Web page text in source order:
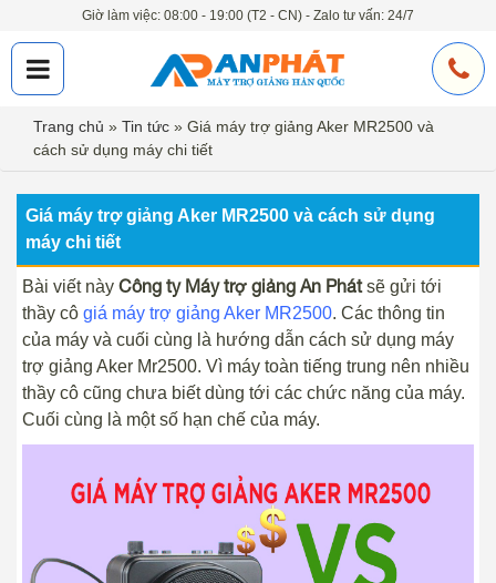
Giờ làm việc: 08:00 - 19:00 (T2 - CN) - Zalo tư vấn: 24/7
Trang chủ » Tin tức » Giá máy trợ giảng Aker MR2500 và
cách sử dụng máy chi tiết
Giá máy trợ giảng Aker MR2500 và cách sử dụng
máy chi tiết
Bài viết này Công ty Máy trợ giảng An Phátsẽ gửi tới
thầy cô giá máy trợ giảng Aker MR2500. Các thông tin
của máy và cuối cùng là hướng dẫn cách sử dụng máy
trợ giảng Aker Mr2500. Vì máy toàn tiếng trung nên nhiều
thầy cô cũng chưa biết dùng tới các chức năng của máy.
Cuối cùng là một số hạn chế của máy.